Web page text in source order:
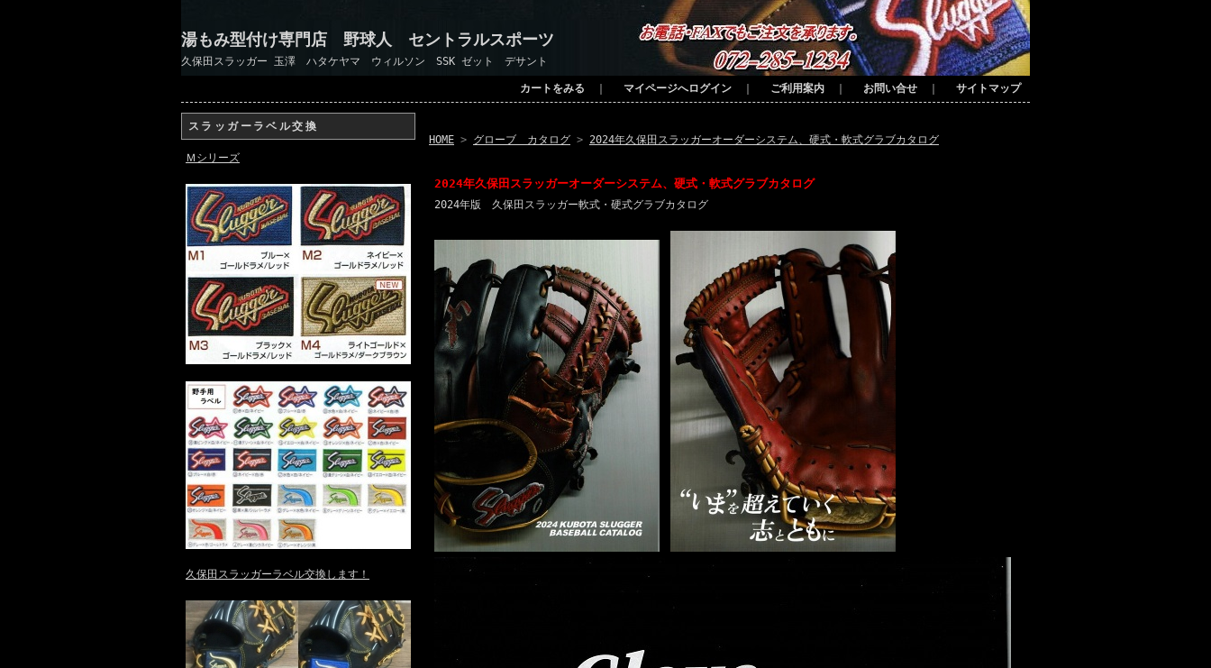
湯もみ型付け専門店 野球人 セントラルスポーツ
久保田スラッガー 玉澤 ハタケヤマ ウィルソン SSK ゼット デサント
カートをみる マイページへログイン ご利用案内 お問い合せ サイトマップ
スラッガーラベル交換
Ｍシリーズ
久保田スラッガーラベル交換します！
HOME > グローブ カタログ > 2024年久保田スラッガーオーダーシステム、硬式・軟式グラブカタログ
2024年久保田スラッガーオーダーシステム、硬式・軟式グラブカタログ
2024年版 久保田スラッガー軟式・硬式グラブカタログ